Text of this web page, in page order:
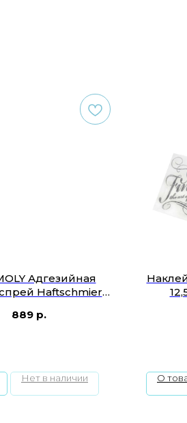
Адгезийная
Haftschmier
889 р.
Нет в наличии О